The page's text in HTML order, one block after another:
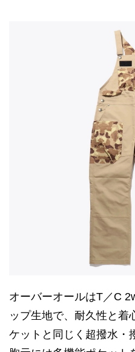
オーバーオールはT／C
ップ生地で、耐久性と着
ケットと同じく超撥水・